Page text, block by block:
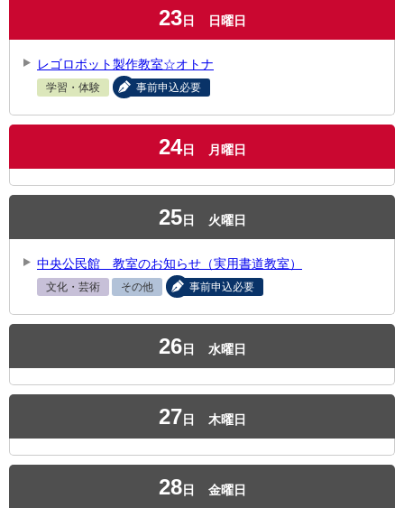
23日 日曜日
レゴロボット製作教室☆オトナ
学習・体験 事前申込必要
24日 月曜日
25日 火曜日
中央公民館 教室のお知らせ（実用書道教室）
文化・芸術 その他 事前申込必要
26日 水曜日
27 日 木曜日
28日 金曜日